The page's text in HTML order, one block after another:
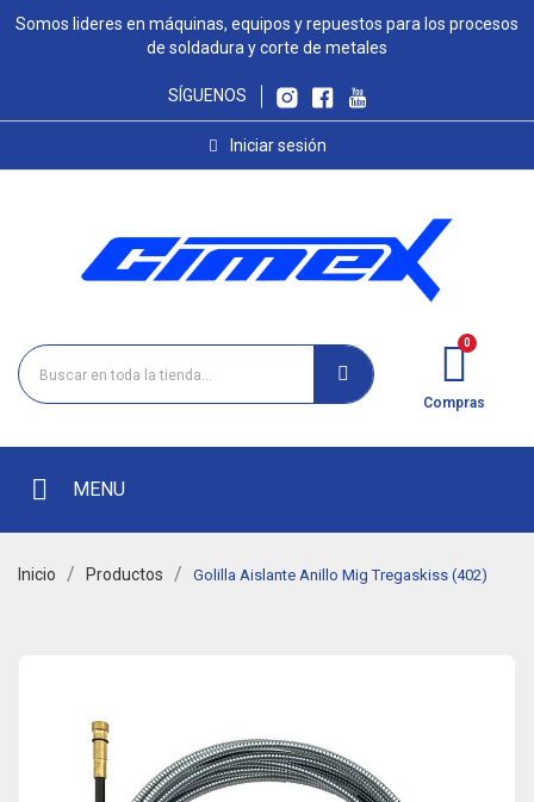
Somos lideres en máquinas, equipos y repuestos para los procesos
de soldadura y corte de metales
SÍGUENOS
Iniciar sesión
Compras
MENU
Inicio Productos Golilla Aislante Anillo Mig Tregaskiss (402)